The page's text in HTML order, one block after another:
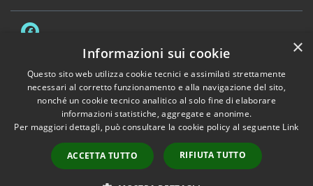
Accessibilità Privacy Cookie
Mappa del sito
Dichiarazione di accessibilità
Copyright © 2026 • Comune di Sambuca Pistoiese • Powered by
Municipium
•Accesso redazione
×
Informazioni sui cookie
Questo sito web utilizza cookie tecnici e assimilati strettamente
necessari al corretto funzionamento e alla navigazione del sito,
nonché un cookie tecnico analitico al solo fine di elaborare
informazioni statistiche, aggregate e anonime.
Per maggiori dettagli, può consultare la cookie policy al seguente Link
ACCETTA TUTTO RIFIUTA TUTTO